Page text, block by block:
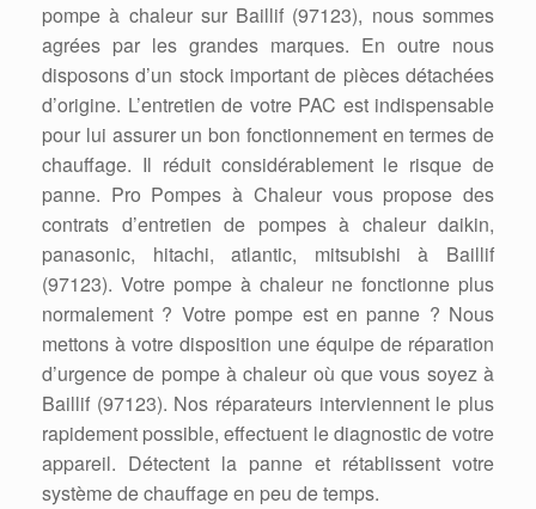
pompe à chaleur sur Baillif (97123), nous sommes
agrées par les grandes marques. En outre nous
disposons d’un stock important de pièces détachées
d’origine. L’entretien de votre PAC est indispensable
pour lui assurer un bon fonctionnement en termes de
chauffage. Il réduit considérablement le risque de
panne. Pro Pompes à Chaleur vous propose des
contrats d’entretien de pompes à chaleur daikin,
panasonic, hitachi, atlantic, mitsubishi à Baillif
(97123). Votre pompe à chaleur ne fonctionne plus
normalement ? Votre pompe est en panne ? Nous
mettons à votre disposition une équipe de réparation
d’urgence de pompe à chaleur où que vous soyez à
Baillif (97123). Nos réparateurs interviennent le plus
rapidement possible, effectuent le diagnostic de votre
appareil. Détectent la panne et rétablissent votre
système de chauffage en peu de temps.